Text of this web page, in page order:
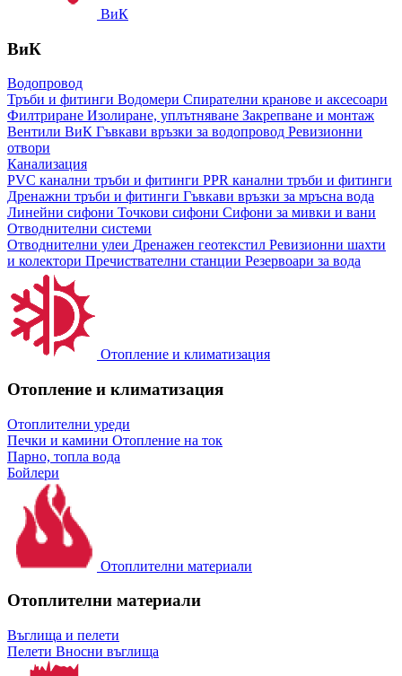
ВиК
ВиК
Водопровод
Тръби и фитинги Водомери Спирателни кранове и аксесоари
Филтриране Изолиране, уплътняване Закрепване и монтаж
Вентили ВиК Гъвкави връзки за водопровод Ревизионни
отвори
Канализация
PVC канални тръби и фитинги PPR канални тръби и фитинги
Дренажни тръби и фитинги Гъвкави връзки за мръсна вода
Линейни сифони Точкови сифони Сифони за мивки и вани
Отводнителни системи
Отводнителни улеи Дренажен геотекстил Ревизионни шахти
и колектори Пречиствателни станции Резервоари за вода
Отопление и климатизация
Отопление и климатизация
Отоплителни уреди
Печки и камини Отопление на ток
Парно, топла вода
Бойлери
Отоплителни материали
Отоплителни материали
Въглища и пелети
Пелети Вносни въглища